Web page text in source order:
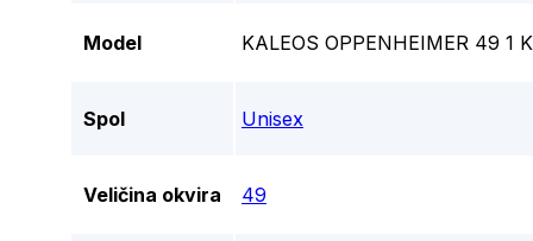
Model KALEOS OPPENHEIMER 49 1
Spol Unisex
Veličina okvira 49